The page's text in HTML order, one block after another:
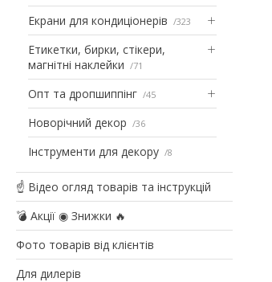
Екрани для кондиціонерів 323
Етикетки, бирки, стікери,
магнітні наклейки
71
Опт та дропшиппінг 45
Новорічний декор 36
Інструменти для декору 8
☝ Відео огляд товарів та інструкцій
💣 Акції ◉ Знижки 🔥
Фото товарів від клієнтів
Для дилерів